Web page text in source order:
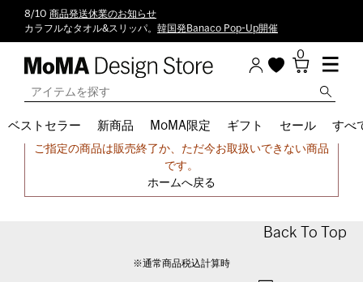
8/10 商品発送休業のお知らせ
カラフルなタオル&スリッパ。 韓国発Banaco Pop-Up開催
0
ベストセラー 新商品 MoMA限定 ギフト セール すべ
申し訳ございません。
ご指定の商品は販売終了か、ただ今お取扱いできない商品
です。
ホームへ戻る
Back To Top
※通常商品税込計算時